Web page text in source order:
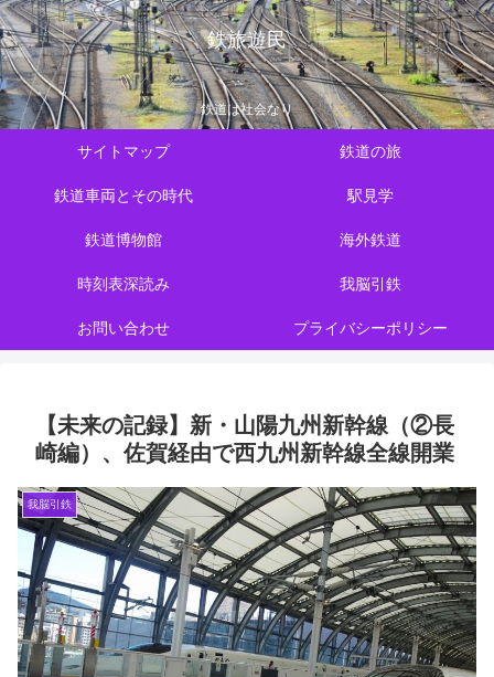
鉄旅遊民
鉄道は社会なり
サイトマップ 鉄道の旅
鉄道車両とその時代 駅見学
鉄道博物館 海外鉄道
時刻表深読み 我脳引鉄
お問い合わせ プライバシーポリシー
【未来の記録】新・山陽九州新幹線（②長
崎編）、佐賀経由で西九州新幹線全線開業
我脳引鉄